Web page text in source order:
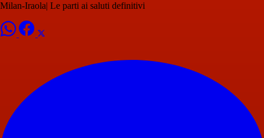
Milan-Iraola| Le parti ai saluti definitivi